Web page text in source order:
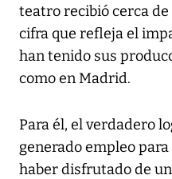
teatro recibió cerca
cifra que refleja el
han tenido sus
como en Madrid.
Para él, el verdadero
generado empleo
haber disfrutado de